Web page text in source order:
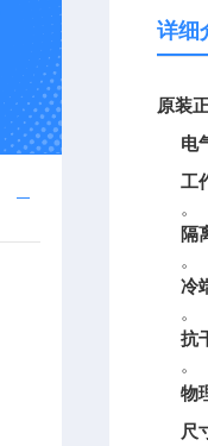
详细
原装
电
工
。
隔
。
冷
。
抗
。
物
尺